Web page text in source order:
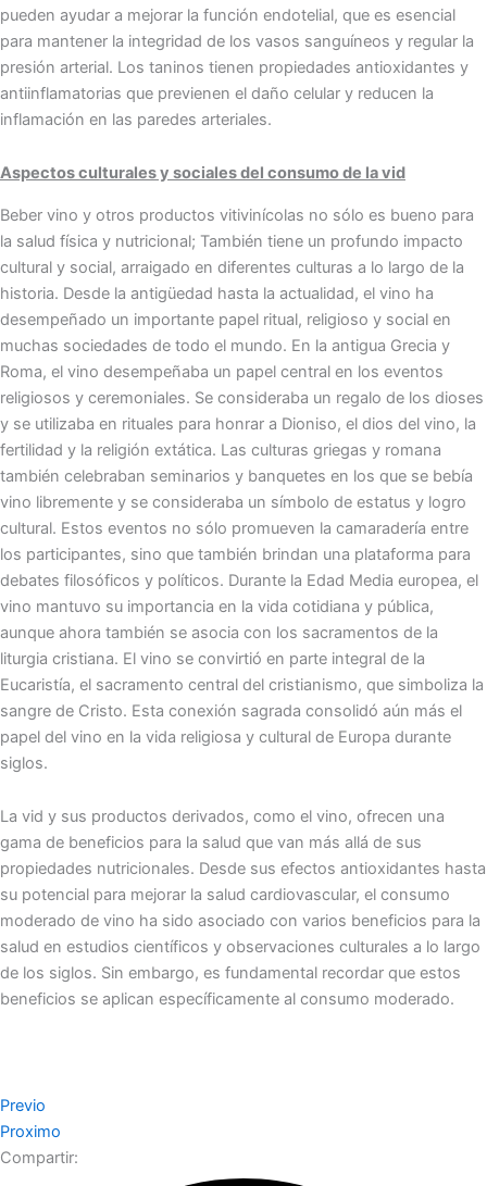
pueden ayudar a mejorar la función endotelial, que es esencial
para mantener la integridad de los vasos sanguíneos y regular la
presión arterial. Los taninos tienen propiedades antioxidantes y
antiinflamatorias que previenen el daño celular y reducen la
inflamación en las paredes arteriales.
Aspectos culturales y sociales del consumo de la vid
Beber vino y otros productos vitivinícolas no sólo es bueno para
la salud física y nutricional; También tiene un profundo impacto
cultural y social, arraigado en diferentes culturas a lo largo de la
historia. Desde la antigüedad hasta la actualidad, el vino ha
desempeñado un importante papel ritual, religioso y social en
muchas sociedades de todo el mundo. En la antigua Grecia y
Roma, el vino desempeñaba un papel central en los eventos
religiosos y ceremoniales. Se consideraba un regalo de los dioses
y se utilizaba en rituales para honrar a Dioniso, el dios del vino, la
fertilidad y la religión extática. Las culturas griegas y romana
también celebraban seminarios y banquetes en los que se bebía
vino libremente y se consideraba un símbolo de estatus y logro
cultural. Estos eventos no sólo promueven la camaradería entre
los participantes, sino que también brindan una plataforma para
debates filosóficos y políticos. Durante la Edad Media europea, el
vino mantuvo su importancia en la vida cotidiana y pública,
aunque ahora también se asocia con los sacramentos de la
liturgia cristiana. El vino se convirtió en parte integral de la
Eucaristía, el sacramento central del cristianismo, que simboliza la
sangre de Cristo. Esta conexión sagrada consolidó aún más el
papel del vino en la vida religiosa y cultural de Europa durante
siglos.
La vid y sus productos derivados, como el vino, ofrecen una
gama de beneficios para la salud que van más allá de sus
propiedades nutricionales. Desde sus efectos antioxidantes hasta
su potencial para mejorar la salud cardiovascular, el consumo
moderado de vino ha sido asociado con varios beneficios para la
salud en estudios científicos y observaciones culturales a lo largo
de los siglos. Sin embargo, es fundamental recordar que estos
beneficios se aplican específicamente al consumo moderado.
Previo
Proximo
Compartir: